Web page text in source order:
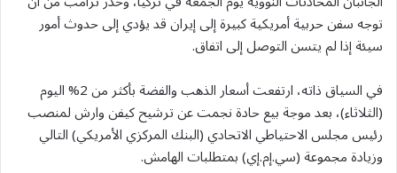
توجه سفن حربية أمريكية كبيرة إلى إيران قد يؤدي إلى حدوث أمور
سيئة إذا لم يتسن التوصل إلى اتفاق.
في السياق ذاته، ارتفعت أسعار الذهب والفضة بأكثر من 2% اليوم
(الثلاثاء)، بعد موجة بيع حادة نجمت عن ترشيح كيفن وارش لمنصب
رئيس مجلس الاحتياطي الاتحادي (البنك المركزي الأمريكي) التالي
وزيادة مجموعة (سي.إم.إي) بمتطلبات الهامش.